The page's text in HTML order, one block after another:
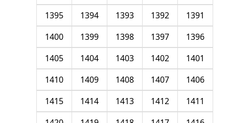
1391
1392
1393
1394
1395
1396
1397
1398
1399
1400
1401
1402
1403
1404
1405
1406
1407
1408
1409
1410
1411
1412
1413
1414
1415